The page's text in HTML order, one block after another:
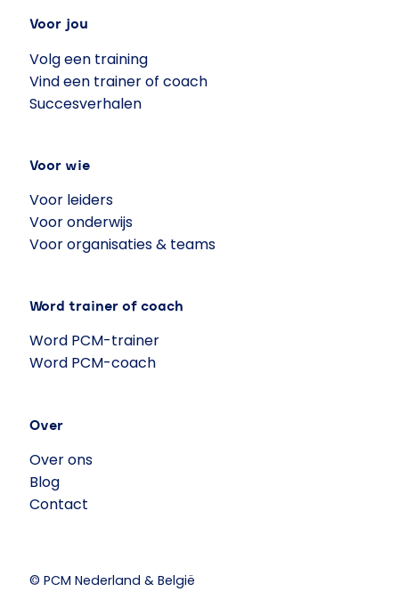
Voor jou
Volg een training
Vind een trainer of coach
Succesverhalen
Voor wie
Voor leiders
Voor onderwijs
Voor organisaties & teams
Word trainer of coach
Word PCM-trainer
Word PCM-coach
Over
Over ons
Blog
Contact
© PCM Nederland & België